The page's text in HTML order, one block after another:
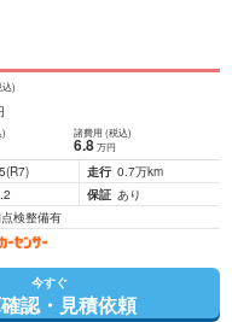
込)
) 諸費用 (税込)
6.8 万円
(R7) 走行 0.7万km
保証 あり
検整備有
今すぐ
認・見積依頼